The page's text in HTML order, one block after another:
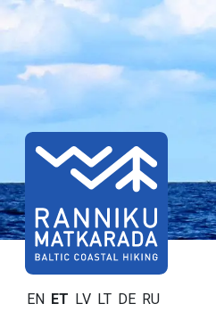
EN ET LV LT DE RU